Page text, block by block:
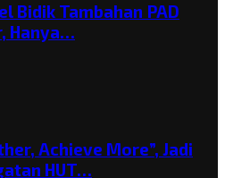
Bidik Tambahan PAD
Hanya…
Achieve More”, Jadi
HUT…